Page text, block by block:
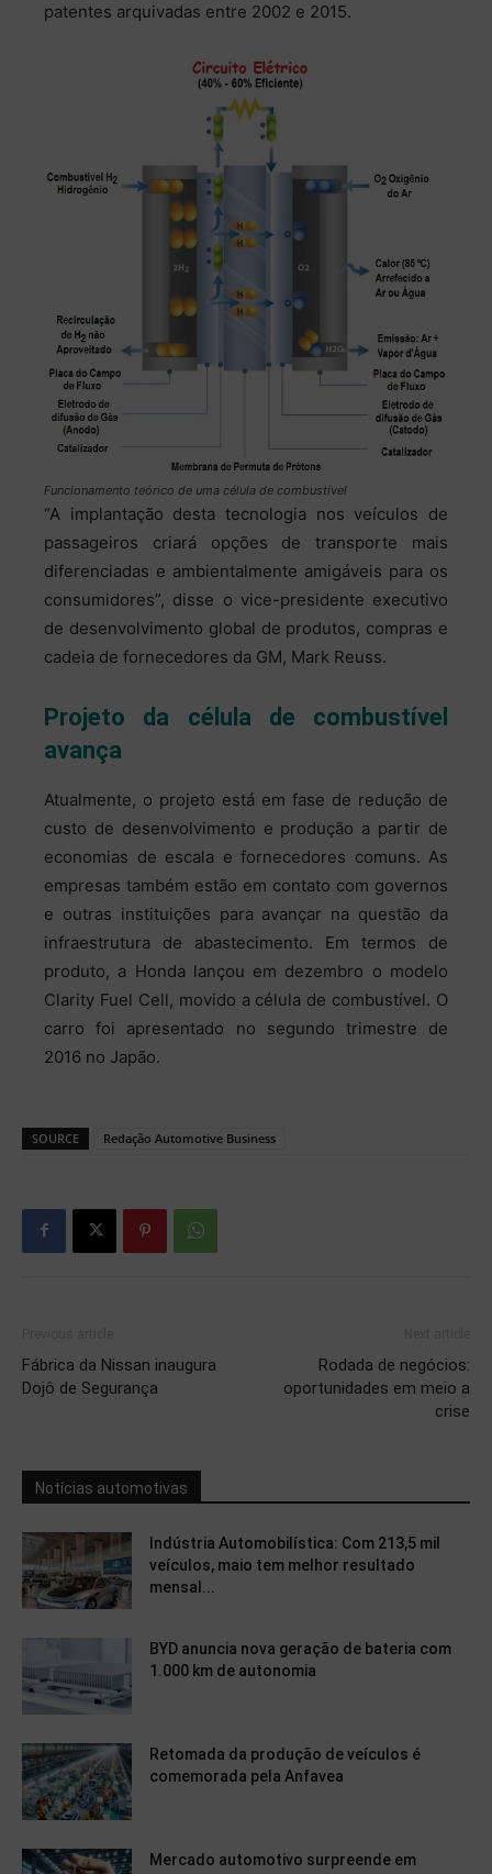
patentes arquivadas entre 2002 e 2015.
Funcionamento teórico de uma célula de combustível
“A implantação desta tecnologia nos veículos de
passageiros criará opções de transporte mais
diferenciadas e ambientalmente amigáveis para os
consumidores”, disse o vice-presidente executivo
de desenvolvimento global de produtos, compras e
cadeia de fornecedores da GM, Mark Reuss.
Projeto da célula de combustível
avança
Atualmente, o projeto está em fase de redução de
custo de desenvolvimento e produção a partir de
economias de escala e fornecedores comuns. As
empresas também estão em contato com governos
e outras instituições para avançar na questão da
infraestrutura de abastecimento. Em termos de
produto, a Honda lançou em dezembro o modelo
Clarity Fuel Cell, movido a célula de combustível. O
carro foi apresentado no segundo trimestre de
2016 no Japão.
SOURCE Redação Automotive Business
Fábrica da Nissan inaugura
Dojô de Segurança
Rodada de negócios:
oportunidades em meio a
crise
Notícias automotivas
Indústria Automobilística: Com 213,5 mil
veículos, maio tem melhor resultado
mensal...
BYD anuncia nova geração de bateria com
1.000 km de autonomia
Retomada da produção de veículos é
comemorada pela Anfavea
Mercado automotivo surpreende em